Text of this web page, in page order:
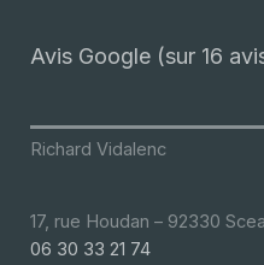
Avis Google (sur 16
Richard Vidalenc
17, rue Houdan – 92330
06 30 33 21 74